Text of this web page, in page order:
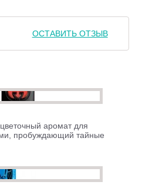
ОСТАВИТЬ ОТЗЫВ
аромат для
пробуждающий тайные